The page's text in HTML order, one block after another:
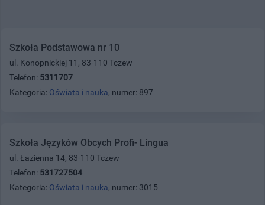
Szkoła Podstawowa nr 10
ul. Konopnickiej 11, 83-110 Tczew
Telefon: 5311707
Kategoria: Oświata i nauka, numer: 897
Szkoła Języków Obcych Profi- Lingua
ul. Łazienna 14, 83-110 Tczew
Telefon: 531727504
Kategoria: Oświata i nauka, numer: 3015